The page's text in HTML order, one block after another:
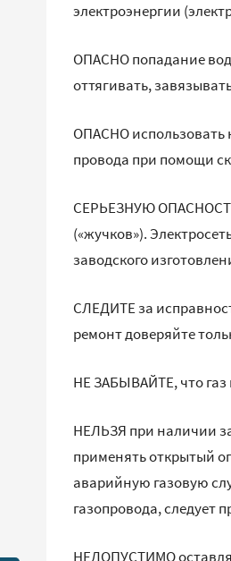
электроэнергии
ОПАСНО попадание
оттягивать,
ОПАСНО использовать
провода при помощи
СЕРЬЕЗНУЮ ОПАСНОСТЬ
(«жучков»).
заводского
СЛЕДИТЕ за
ремонт доверяйте
НЕ ЗАБЫВАЙТЕ, что газ
НЕЛЬЗЯ при наличии
применять открытый
аварийную газовую
газопровода, следует
НЕДОПУСТИМО